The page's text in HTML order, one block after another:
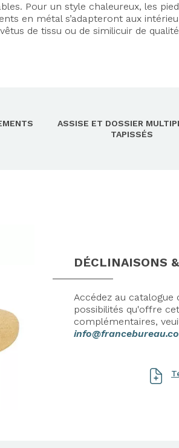
Pour un style chaleureux, les
en métal s’adapteront aux
de tissu ou de similicuir de
ASSISE ET DOSSIER
TAPISSÉS
DÉCLINAISONS
Accédez au
possibilités qu'offre
complémentaires,